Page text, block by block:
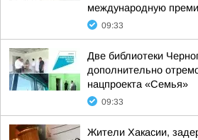
международную
09:33
Две библиотеки
дополнительно
нацпроекта «Семья»
09:33
Жители Хакасии,